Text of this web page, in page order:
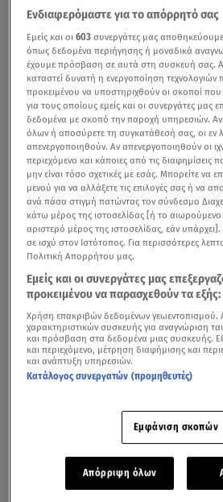
Ενδιαφερόμαστε για το απόρρητό σας
Εμείς και οι603 συνεργάτες μας
όπως δεδομένα περιήγησης ή μοναδικά
έχουμε πρόσβαση σε αυτά στη συσκευή σας.
καταστεί δυνατή η ενεργοποίηση
προκειμένου να υποστηριχθούν οι σκοποί που
για τους οποίους εμείς και οι συνεργάτες μας
δεδομένα με σκοπό την παροχή υπηρεσιών.
όλων ή αποσύρετε τη συγκατάθεσή σας, οι εν
απενεργοποιηθούν. Αν απενεργοποιηθούν οι
περιεχόμενο και κάποιες από τις διαφημίσεις
μην είναι τόσο σχετικές με εσάς. Μπορείτε να
μενού για να αλλάξετε τις επιλογές σας ή να
ανά πάσα στιγμή πατώντας τον σύνδεσμο
κάτω μέρος της ιστοσελίδας [ή το αιωρούμενο
αριστερό μέρος της ιστοσελίδας, εάν
σε ισχύ στον Ιστότοπος. Για περισσότερες
Πολιτική Απορρήτου μας.
Εμείς και οι συνεργάτες μας
προκειμένου να παρασχεθούν τα εξής:
Χρήση επακριβών δεδομένων
χαρακτηριστικών συσκευής για αναγνώριση
και πρόσβαση στα δεδομένα μιας συσκευής.
και περιεχόμενο, μέτρηση διαφήμισης και
και ανάπτυξη υπηρεσιών.
Κατάλογος συνεργατών (προμηθευτές)
Εμφάνιση σκοπών
Απόρριψη όλων